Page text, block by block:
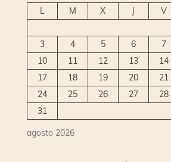
agosto 2026
L M X J V
3
4 5 6 7
10
11 12 13 14
17
18 19 20 21
24
25 26 27 28
31